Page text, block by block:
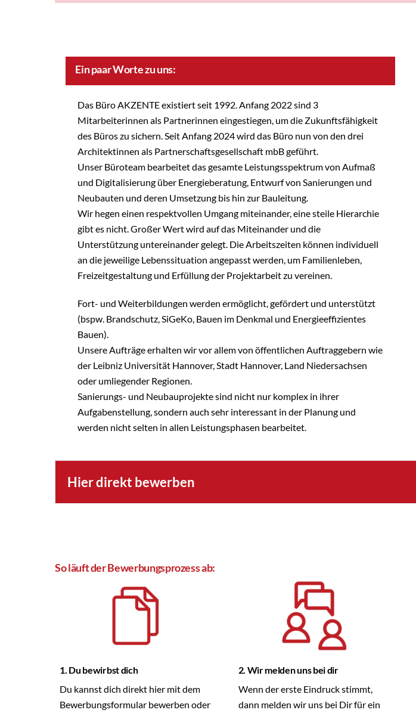
Ein paar Worte zu uns:
Das Büro AKZENTE existiert seit 1992. Anfang 2022 sind 3
Mitarbeiterinnen als Partnerinnen eingestiegen, um die Zukunftsfähigkeit
des Büros zu sichern. Seit Anfang 2024 wird das Büro nun von den drei
Architektinnen als Partnerschaftsgesellschaft mbB geführt.
Unser Büroteam bearbeitet das gesamte Leistungsspektrum von Aufmaß
und Digitalisierung über Energieberatung, Entwurf von Sanierungen und
Neubauten und deren Umsetzung bis hin zur Bauleitung.
Wir hegen einen respektvollen Umgang miteinander, eine steile Hierarchie
gibt es nicht. Großer Wert wird auf das Miteinander und die
Unterstützung untereinander gelegt. Die Arbeitszeiten können individuell
an die jeweilige Lebenssituation angepasst werden, um Familienleben,
Freizeitgestaltung und Erfüllung der Projektarbeit zu vereinen.
Fort- und Weiterbildungen werden ermöglicht, gefördert und unterstützt
(bspw. Brandschutz, SiGeKo, Bauen im Denkmal und Energieeffizientes
Bauen).
Unsere Aufträge erhalten wir vor allem von öffentlichen Auftraggebern wie
der Leibniz Universität Hannover, Stadt Hannover, Land Niedersachsen
oder umliegender Regionen.
Sanierungs- und Neubauprojekte sind nicht nur komplex in ihrer
Aufgabenstellung, sondern auch sehr interessant in der Planung und
werden nicht selten in allen Leistungsphasen bearbeitet.
Hier direkt bewerben
So läuft der Bewerbungsprozess ab:
1. Du bewirbst dich
Du kannst dich direkt hier mit dem
Bewerbungsformular bewerben oder
2. Wir melden uns bei dir
Wenn der erste Eindruck stimmt,
dann melden wir uns bei Dir für ein